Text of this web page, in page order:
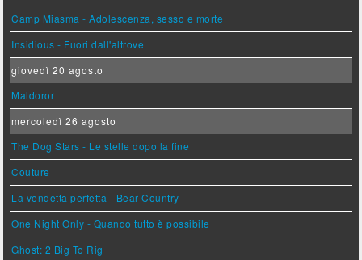
Camp Miasma - Adolescenza, sesso e morte
Insidious - Fuori dall'altrove
giovedì 20 agosto
Maldoror
mercoledì 26 agosto
The Dog Stars - Le stelle dopo la fine
Couture
La vendetta perfetta - Bear Country
One Night Only - Quando tutto è possibile
Ghost: 2 Big To Rig